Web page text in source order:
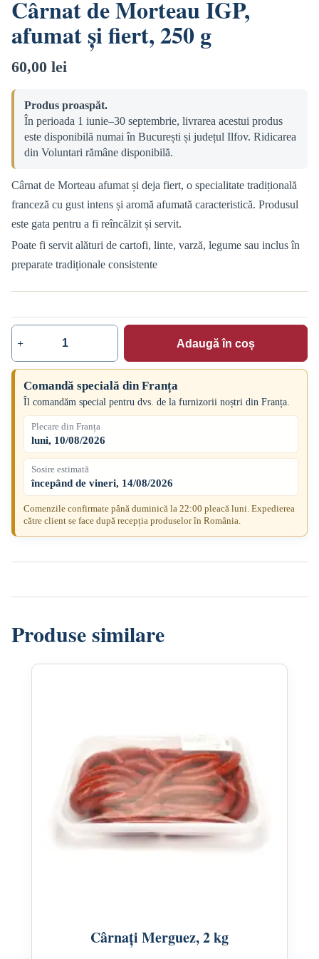
Cârnat de Morteau IGP,
afumat și fiert, 250 g
60,00 lei
Produs proaspăt.
În perioada 1 iunie–30 septembrie, livrarea acestui produs
este disponibilă numai în București și județul Ilfov. Ridicarea
din Voluntari rămâne disponibilă.
Cârnat de Morteau afumat și deja fiert, o specialitate tradițională
franceză cu gust intens și aromă afumată caracteristică. Produsul
este gata pentru a fi reîncălzit și servit.
Poate fi servit alături de cartofi, linte, varză, legume sau inclus în
preparate tradiționale consistente
Cantitate
Cârnat
de
Morteau
IGP,
afumat
fiert,
Adaugă în coș
Comandă specială din Franța
Îl comandăm special pentru dvs. de la furnizorii noștri din Franța.
Plecare din Franța
luni, 10/08/2026
Sosire estimată
începând de vineri, 14/08/2026
Comenzile confirmate până duminică la 22:00 pleacă luni. Expedierea
către client se face după recepția produselor în România.
Produse similare
Cârnați Merguez, 2 kg